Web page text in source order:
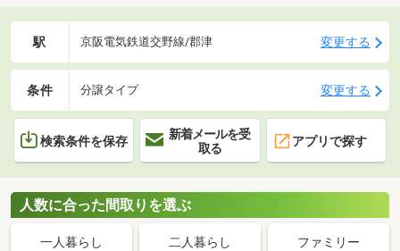
貸物件のなかから、気になるお部屋を見つけてくださいね。
駅 京阪電気鉄道交野線/郡津 変更する
条件 分譲タイプ 変更する
検索条件を保存
新着メールを受
取る
アプリで探す
人数に合った間取りを選ぶ
一人暮らし 二人暮らし ファミリー